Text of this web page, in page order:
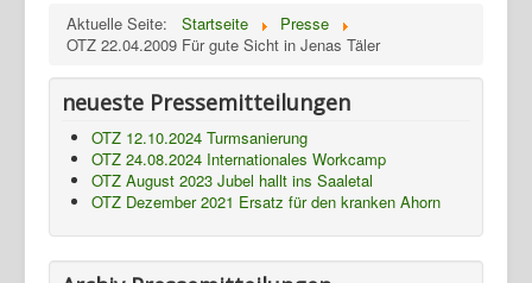
NTH
Aktuelle Seite: Startseite
Presse
OTZ 22.04.2009 Für gute Sicht in Jenas Täler
neueste Pressemitteilungen
OTZ 12.10.2024 Turmsanierung
OTZ 24.08.2024 Internationales Workcamp
OTZ August 2023 Jubel hallt ins Saaletal
OTZ Dezember 2021 Ersatz für den kranken Ahorn